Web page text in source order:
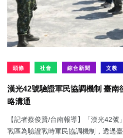
頭條 社會 綜合新聞 文教
漢光42號驗證軍民協調機制 臺南
略溝通
【記者蔡俊賢/台南報導】「漢光42
戰區為驗證戰時軍民協調機制，透過